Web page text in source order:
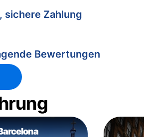
sichere Zahlung
Bewertungen